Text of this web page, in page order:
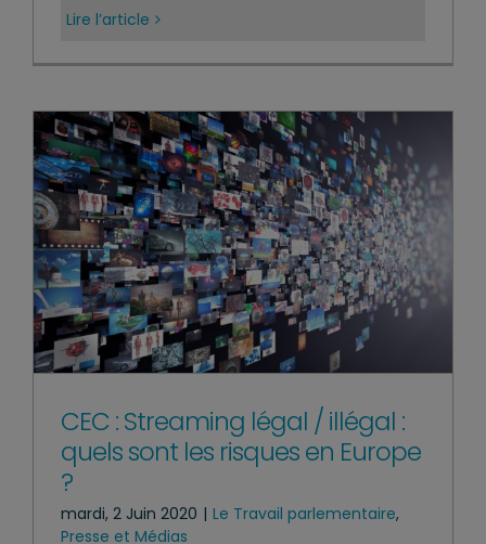
Lire l’article
CEC : Streaming légal / illégal :
quels sont les risques en Europe
?
mardi, 2 Juin 2020 | Le Travail parlementaire,
Presse et Médias